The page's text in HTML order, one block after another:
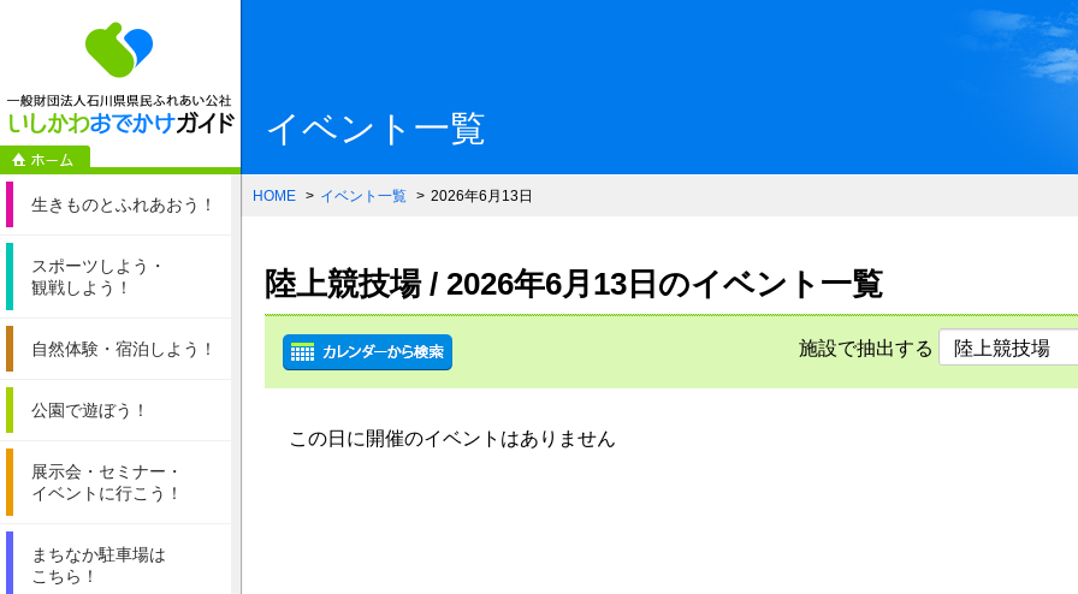
一般財団法人石川県県民ふれあい公社 いしか
生きものとふれあおう！
スポーツしよう・
観戦しよう！
自然体験・ 宿泊しよう！
公園で遊ぼう！
展示会・セミナー・
イベントに行こう！
まちなか駐車場は
こちら！
イベント一覧
HOME イベント一覧 2026年6月13日
陸上競技場 / 2026年6月13日のイベント一覧
施設で抽出する
この日に開催のイベントはありません